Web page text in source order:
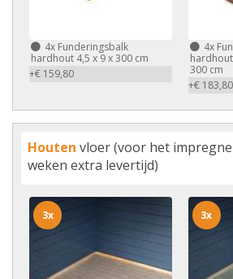
4x Funderingsbalk
hardhout 4,5 x 9 x 300 cm
+€ 159,80
4x
300 cm
+€ 183,80
Houten vloer (voor het
weken extra levertijd)
3x 3x